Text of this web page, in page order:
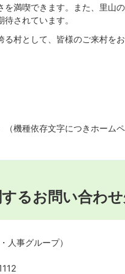
満喫できます。また、里山
されています。
る村として、皆様のご来村を
機種依存文字につきホーム
るお問い合わ
人事グループ）